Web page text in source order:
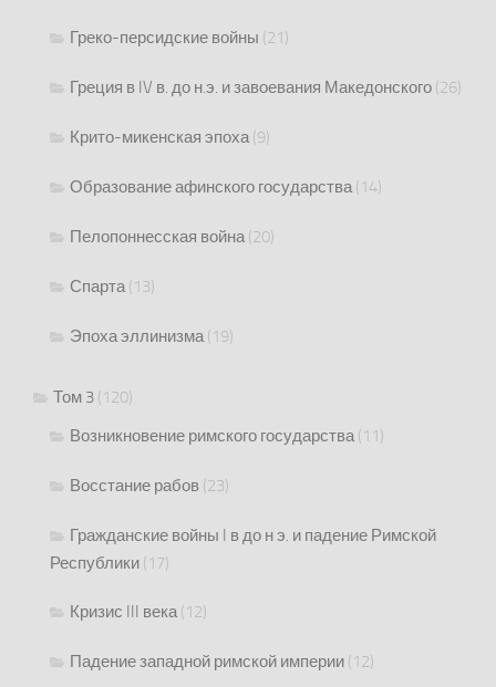
Греко-персидские войны (21)
Греция в IV в. до н.э. и завоевания Македонского (26)
Крито-микенская эпоха(9)
Образование афинского государства(14)
Пелопоннесская война(20)
Спарта(13)
Эпоха эллинизма(19)
Том 3 (120)
Возникновение римского государства(11)
Восстание рабов (23)
Гражданские войны I в до н э. и падение Римской
Республики (17)
Кризис III века(12)
Падение западной римской империи (12)